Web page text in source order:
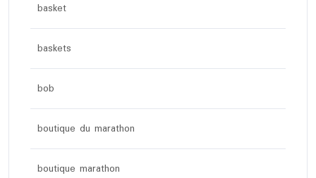
basket
baskets
bob
boutique du marathon
boutique marathon